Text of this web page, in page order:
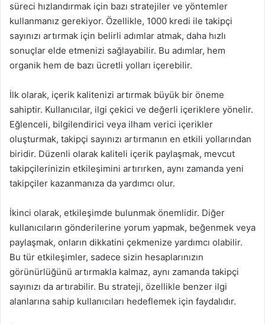
süreci hızlandırmak için bazı stratejiler ve yöntemler
kullanmanız gerekiyor. Özellikle, 1000 kredi ile takipçi
sayınızı artırmak için belirli adımlar atmak, daha hızlı
sonuçlar elde etmenizi sağlayabilir. Bu adımlar, hem
organik hem de bazı ücretli yolları içerebilir.
İlk olarak, içerik kalitenizi artırmak büyük bir öneme
sahiptir. Kullanıcılar, ilgi çekici ve değerli içeriklere yönelir.
Eğlenceli, bilgilendirici veya ilham verici içerikler
oluşturmak, takipçi sayınızı artırmanın en etkili yollarından
biridir. Düzenli olarak kaliteli içerik paylaşmak, mevcut
takipçilerinizin etkileşimini artırırken, aynı zamanda yeni
takipçiler kazanmanıza da yardımcı olur.
İkinci olarak, etkileşimde bulunmak önemlidir. Diğer
kullanıcıların gönderilerine yorum yapmak, beğenmek veya
paylaşmak, onların dikkatini çekmenize yardımcı olabilir.
Bu tür etkileşimler, sadece sizin hesaplarınızın
görünürlüğünü artırmakla kalmaz, aynı zamanda takipçi
sayınızı da artırabilir. Bu strateji, özellikle benzer ilgi
alanlarına sahip kullanıcıları hedeflemek için faydalıdır.